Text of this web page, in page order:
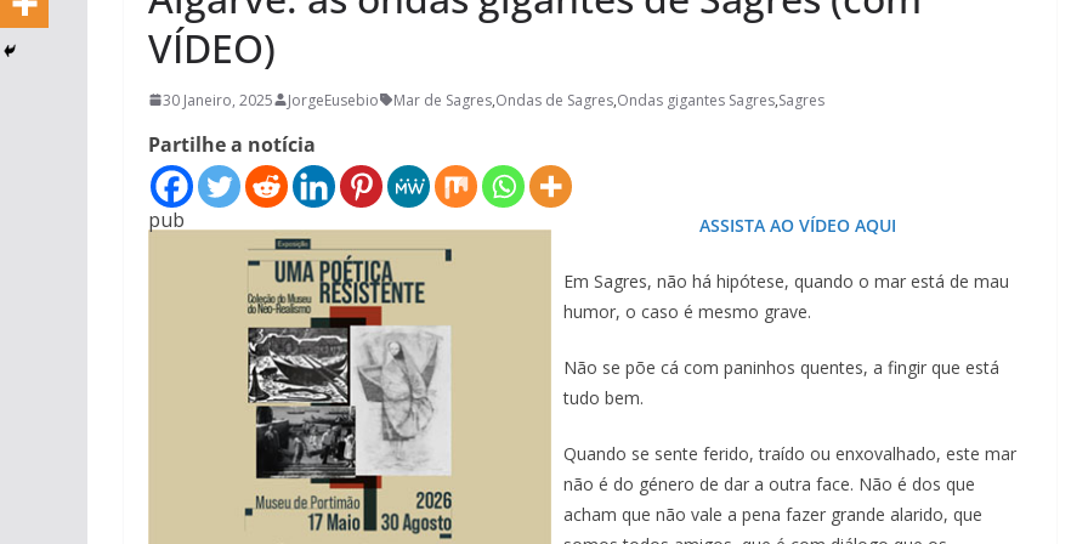
VÍDEO)
30 Janeiro, 2025 JorgeEusebio Mar de Sagres,Ondas de Sagres,Ondas gigantes Sagres,Sagres
Partilhe a notícia
pub ASSISTA AO VÍDEO AQUI
Em Sagres, não há hipótese, quando o mar está de mau
humor, o caso é mesmo grave.
Não se põe cá com paninhos quentes, a fingir que está
tudo bem.
Quando se sente ferido, traído ou enxovalhado, este mar
não é do género de dar a outra face. Não é dos que
acham que não vale a pena fazer grande alarido, que